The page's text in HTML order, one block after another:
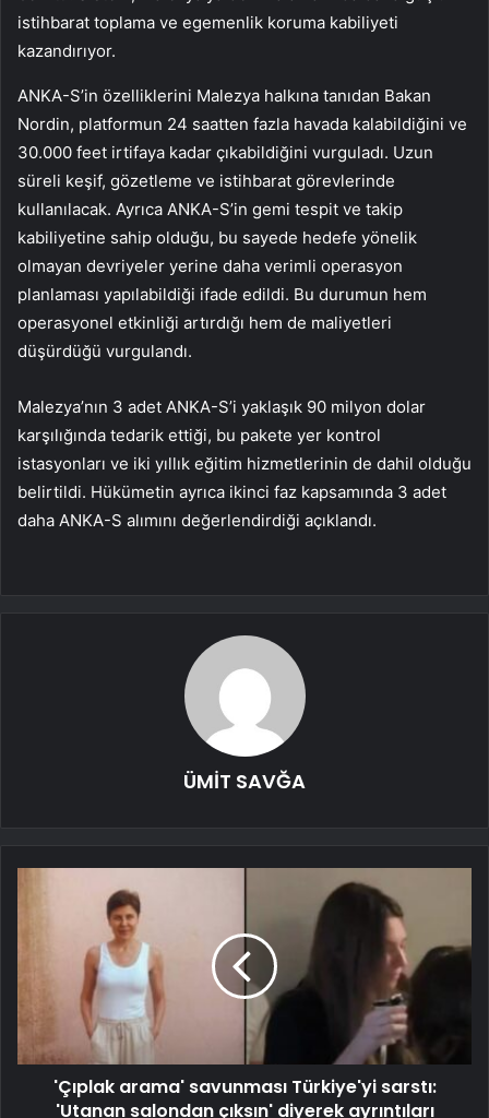
istihbarat toplama ve egemenlik koruma kabiliyeti
kazandırıyor.
ANKA-S’in özelliklerini Malezya halkına tanıdan Bakan
Nordin, platformun 24 saatten fazla havada kalabildiğini ve
30.000 feet irtifaya kadar çıkabildiğini vurguladı. Uzun
süreli keşif, gözetleme ve istihbarat görevlerinde
kullanılacak. Ayrıca ANKA-S’in gemi tespit ve takip
kabiliyetine sahip olduğu, bu sayede hedefe yönelik
olmayan devriyeler yerine daha verimli operasyon
planlaması yapılabildiği ifade edildi. Bu durumun hem
operasyonel etkinliği artırdığı hem de maliyetleri
düşürdüğü vurgulandı.
Malezya’nın 3 adet ANKA-S’i yaklaşık 90 milyon dolar
karşılığında tedarik ettiği, bu pakete yer kontrol
istasyonları ve iki yıllık eğitim hizmetlerinin de dahil olduğu
belirtildi. Hükümetin ayrıca ikinci faz kapsamında 3 adet
daha ANKA-S alımını değerlendirdiği açıklandı.
ÜMİT SAVĞA
'Çıplak arama' savunması Türkiye'yi sarstı:
'Utanan salondan çıksın' diyerek ayrıntıları